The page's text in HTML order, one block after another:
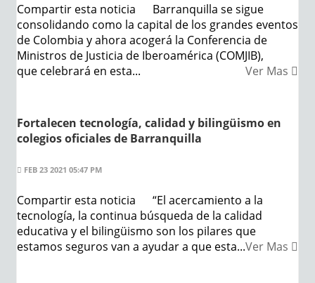
Compartir esta noticia Barranquilla se sigue
consolidando como la capital de los grandes eventos
de Colombia y ahora acogerá la Conferencia de
Ministros de Justicia de Iberoamérica (COMJIB),
que celebrará en esta...
Ver Mas
Fortalecen tecnología, calidad y bilingüismo en
colegios oficiales de Barranquilla
FEB 23 2021 05:47 PM
Compartir esta noticia “El acercamiento a la
tecnología, la continua búsqueda de la calidad
educativa y el bilingüismo son los pilares que
estamos seguros van a ayudar a que esta...Ver Mas